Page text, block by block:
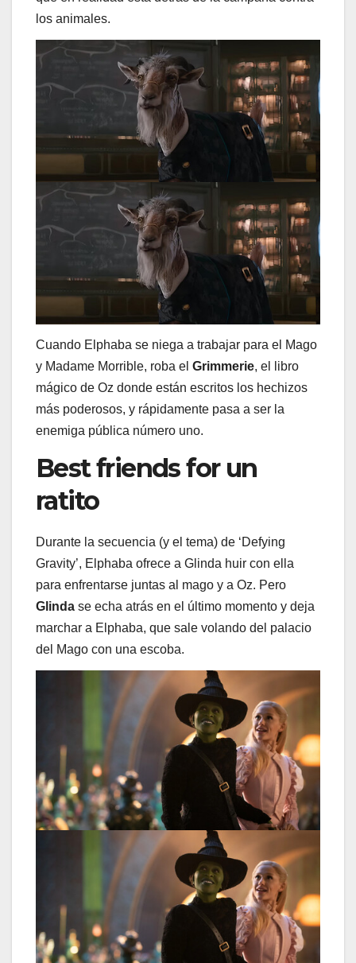
los animales.
Cuando Elphaba se niega a trabajar para el Mago
y Madame Morrible, roba el Grimmerie, el libro
mágico de Oz donde están escritos los hechizos
más poderosos, y rápidamente pasa a ser la
enemiga pública número uno.
Best friends for un
ratito
Durante la secuencia (y el tema) de ‘Defying
Gravity’, Elphaba ofrece a Glinda huir con ella
para enfrentarse juntas al mago y a Oz. Pero
Glinda se echa atrás en el último momento y deja
marchar a Elphaba, que sale volando del palacio
del Mago con una escoba.